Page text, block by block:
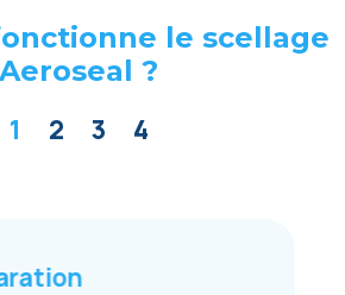
le scellage
Aeroseal ?
1 2 3 4